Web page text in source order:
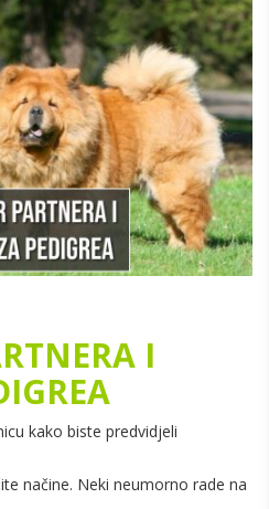
I
kako biste predvidjeli
načine. Neki neumorno rade na